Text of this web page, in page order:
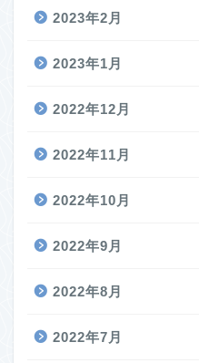
2023年2月
2023年1月
2022年12月
2022年11月
2022年10月
2022年9月
2022年8月
2022年7月